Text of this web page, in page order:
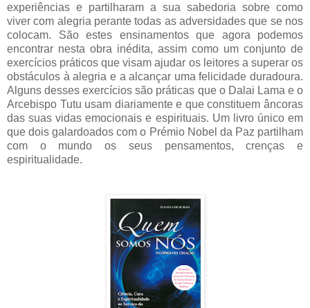
experiências e partilharam a sua sabedoria sobre como
viver com alegria perante todas as adversidades que se nos
colocam. São estes ensinamentos que agora podemos
encontrar nesta obra inédita, assim como um conjunto de
exercícios práticos que visam ajudar os leitores a superar os
obstáculos à alegria e a alcançar uma felicidade duradoura.
Alguns desses exercícios são práticas que o Dalai Lama e o
Arcebispo Tutu usam diariamente e que constituem âncoras
das suas vidas emocionais e espirituais. Um livro único em
que dois galardoados com o Prémio Nobel da Paz partilham
com o mundo os seus pensamentos, crenças e
espiritualidade.